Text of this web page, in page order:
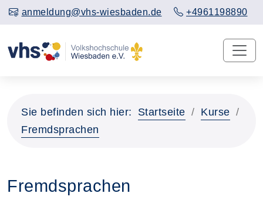
anmeldung@vhs-wiesbaden.de +4961198890
Sie befinden sich hier: Startseite
Kurse
Fremdsprachen
Fremdsprachen